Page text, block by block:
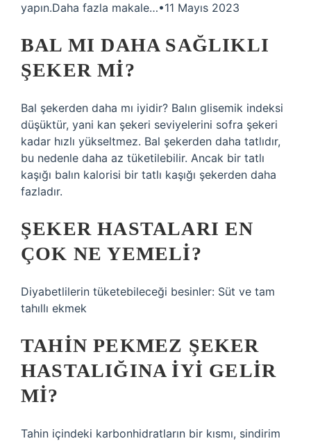
yapın.Daha fazla makale…•11 Mayıs 2023
BAL MI DAHA SAĞLIKLI
ŞEKER MI?
Bal şekerden daha mı iyidir? Balın glisemik indeksi
düşüktür, yani kan şekeri seviyelerini sofra şekeri
kadar hızlı yükseltmez. Bal şekerden daha tatlıdır,
bu nedenle daha az tüketilebilir. Ancak bir tatlı
kaşığı balın kalorisi bir tatlı kaşığı şekerden daha
fazladır.
ŞEKER HASTALARI EN
ÇOK NE YEMELI?
Diyabetlilerin tüketebileceği besinler: Süt ve tam
tahıllı ekmek
TAHIN PEKMEZ ŞEKER
HASTALIĞINA IYI GELIR
MI?
Tahin içindeki karbonhidratların bir kısmı, sindirim